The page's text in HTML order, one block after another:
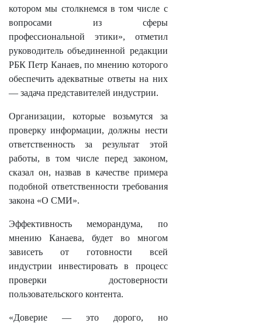
котором мы столкнемся в том числе с
вопросами из сферы
профессиональной этики», отметил
руководитель объединенной редакции
РБК Петр Канаев, по мнению которого
обеспечить адекватные ответы на них
— задача представителей индустрии.
Организации, которые возьмутся за
проверку информации, должны нести
ответственность за результат этой
работы, в том числе перед законом,
сказал он, назвав в качестве примера
подобной ответственности требования
закона «О СМИ».
Эффективность меморандума, по
мнению Канаева, будет во многом
зависеть от готовности всей
индустрии инвестировать в процесс
проверки достоверности
пользовательского контента.
«Доверие — это дорого, но